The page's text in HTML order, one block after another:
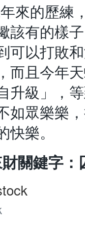
來的歷練
該有的樣
可以打敗
而且今年
升級」，
如眾樂樂
樂。
關鍵字：